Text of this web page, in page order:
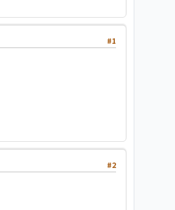
#1
#2